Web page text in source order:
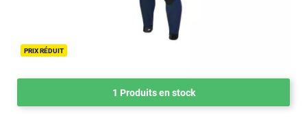
PRIX RÉDUIT
1 Produits en stock